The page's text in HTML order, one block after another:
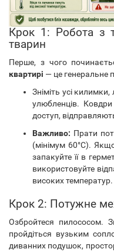
Крок 1: Робота з
тварин
Перше, з чого
квартирі — це генеральне
Зніміть усі
улюбленців.
доступ,
Важливо: Прати
(мінімум 60°C).
запакуйте її в
використовуйте
високих температур.
Крок 2: Потужне
Озбройтеся пилососом.
пройдіться вузьким
диванних подушок,